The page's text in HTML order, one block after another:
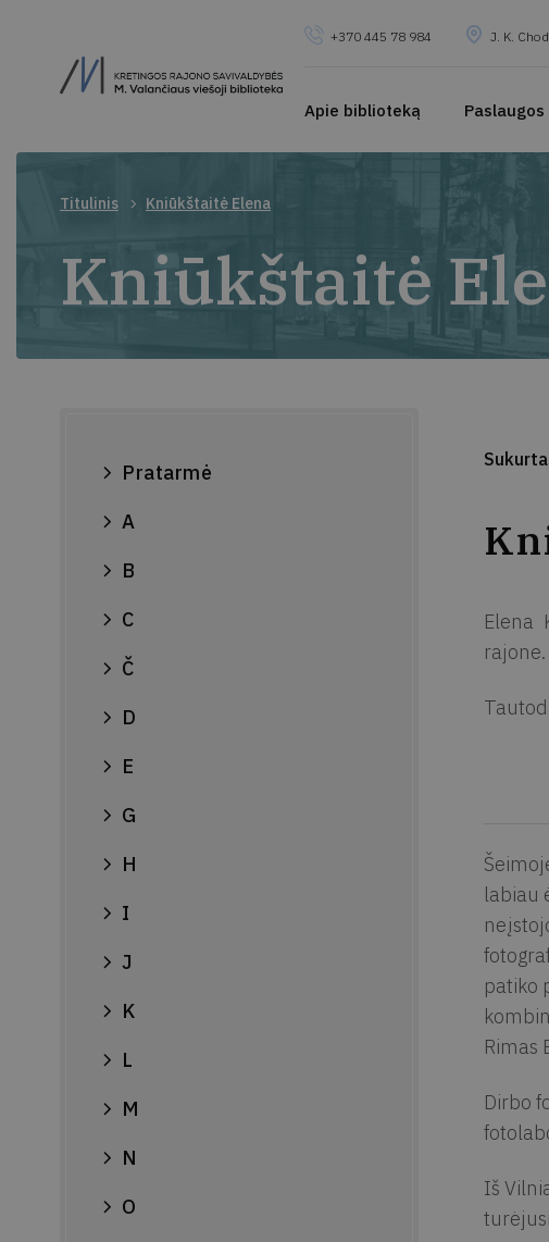
+370 445 78 984 J. K.
Apie biblioteką Paslaugos
Titulinis Kniūkštaitė Elena
Kniūkštaitė
Pratarmė
A
B
C
Č
D
E
G
H
I
J
K
L
M
N
O
Sukurta
Elena
rajone.
labiau
patiko
Rimas
Dirbo
Iš